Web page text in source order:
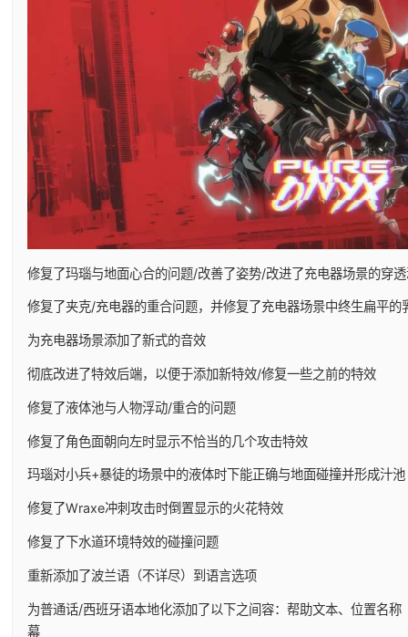
修复了玛瑙与地面心合的问题/改善了姿势/改进了充电器场景的穿
修复了夹克/充电器的重合问题，并修复了充电器场景中终生扁平的
为充电器场景添加了新式的音效
彻底改进了特效后端，以便于添加新特效/修复一些之前的特效
修复了液体池与人物浮动/重合的问题
修复了角色面朝向左时显示不恰当的几个攻击特效
玛瑙对小兵+暴徒的场景中的液体时下能正确与地面碰撞并形成汁池
修复了Wraxe冲刺攻击时倒置显示的火花特效
修复了下水道环境特效的碰撞问题
重新添加了波兰语（不详尽）到语言选项
为普通话/西班牙语本地化添加了以下之间容：帮助文本、位置名
幕